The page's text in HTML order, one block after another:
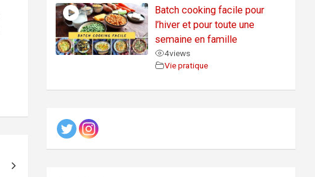
Batch cooking facile pour
l’hiver et pour toute une
semaine en famille
4views
Vie pratique